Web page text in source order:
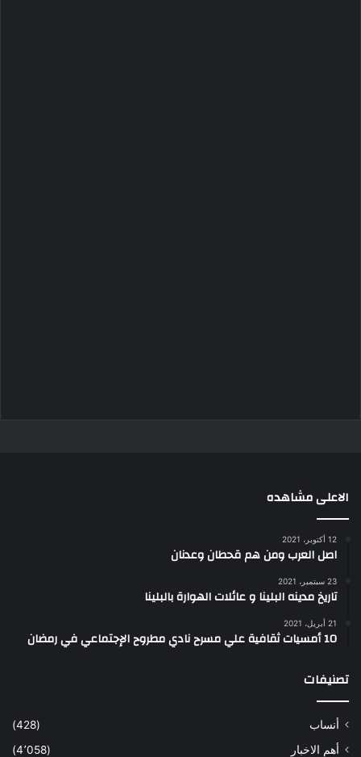
الاعلى مشاهده
12 أكتوبر، 2021
اصل العرب ومن هم قحطان وعدنان
23 سبتمبر، 2021
تاريخ مدينه البلينا و عائلات الهوارة بالبلينا
21 أبريل، 2021
10 أمسيات ثقافية علي مسرح نادي مطروح الإجتماعي في رمضان
تصنيفات
أنساب
(428)
أهم الاخبار
(4٬058)